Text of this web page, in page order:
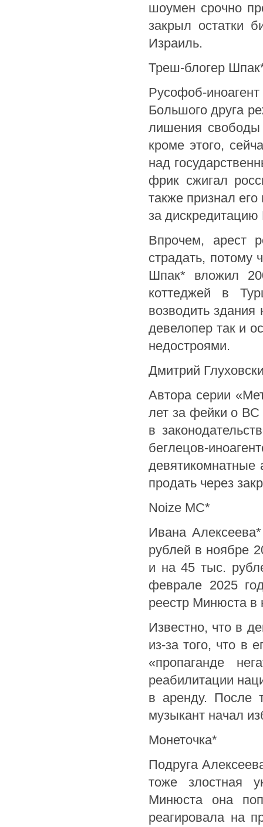
шоумен срочно
закрыл остатки
Израиль.
Треш-блогер
Русофоб-
Большого друга
лишения свободы
кроме этого,
над
фрик сжигал
также признал
за
Впрочем, арест
страдать, потому
Шпак* вложил
коттеджей в
возводить здания
девелопер так и
недостроями.
Дмитрий
Автора серии
лет за фейки о ВС
в
беглецов-
продать через
Noize MC*
Ивана
рублей в ноябре
и на 45 тыс.
феврале 2025
реестр Минюста в
Известно, что в
из-за того, что в
«пропаганде
реабилитации
в аренду. После
музыкант начал
Монеточка*
Подруга
тоже злостная
Минюста она
реагировала на